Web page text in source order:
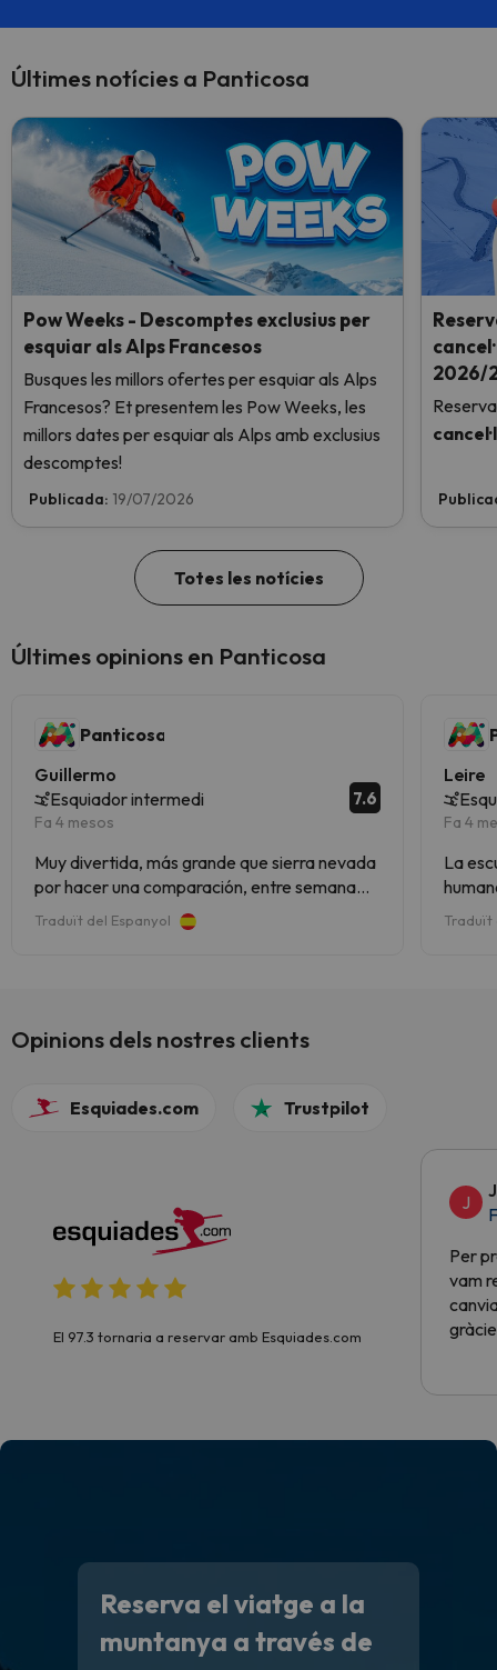
Últimes notícies a Panticosa
Pow Weeks - Descomptes exclusius per
esquiar als Alps Francesos
Busques les millors ofertes per esquiar als Alps
Francesos? Et presentem les Pow Weeks, les
millors dates per esquiar als Alps amb exclusius
descomptes!
Publicada: 19/07/2026
2026/
Totes les notícies
Últimes opinions en Panticosa
Panticosa
Guillermo
Esquiador intermedi
Fa 4 mesos
7.6
Muy divertida, más grande que sierra nevada
por hacer una comparación, entre semana
vacía genial las conexiones para subir a pistas
y hay incluso otro valle entero.
Traduït del Espanyol
Leire
Fa 4
La
la
Traduït
Opinions dels nostres clients
Esquiades.com Trustpilot
El 97.3 tornaria a reservar amb Esquiades.com
J
Per
vam
Reserva el viatge a la
muntanya a través de